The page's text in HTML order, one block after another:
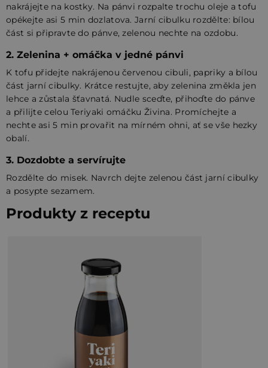
nakrájejte na kostky. Na pánvi rozpalte trochu oleje a tofu
opékejte asi 5 min dozlatova. Jarní cibulku rozdělte: bílou
část si připravte do pánve, zelenou nechte na ozdobu.
2. Zelenina + omáčka v jedné pánvi
K tofu přidejte nakrájenou červenou cibuli, papriky a bílou
část jarní cibulky. Krátce restujte, aby zelenina změkla jen
lehce a zůstala šťavnatá. Nudle sceďte, přihoďte do pánve
a přilijte celou Teriyaki omáčku Živina. Promíchejte a
nechte asi 5 min provařit na mírném ohni, ať se vše hezky
obalí.
3. Dozdobte a servírujte
Rozdělte do misek. Navrch dejte zelenou část jarní cibulky
a posypte sezamem.
Produkty z receptu